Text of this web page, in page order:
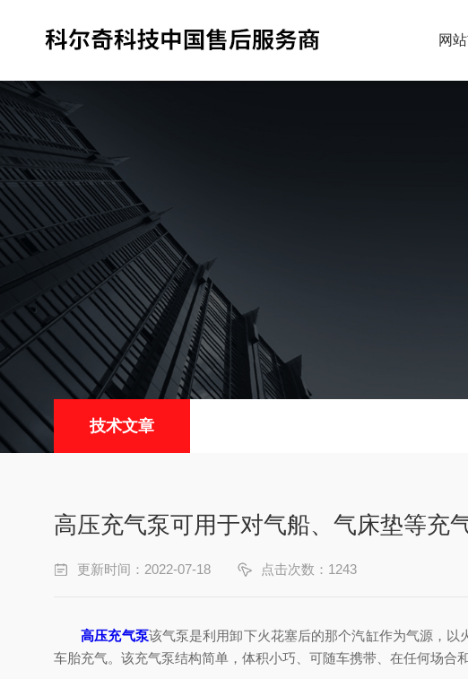
网
技术文章
高压充气泵可用于对气船、气床垫等充
更新时间：2022-07-18 点击次数：1243
高压充气泵该气泵是利用卸下火花塞后的那个汽缸作为气源，
车胎充气。该充气泵结构简单，体积小巧、可随车携带、在任何场合